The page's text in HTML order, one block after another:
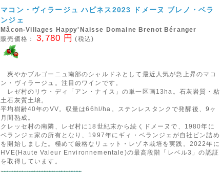
マコン・ヴィラージュ ハピネス2023 ドメーヌ ブレノ・ベラ
ンジェ
Mâcon-Villages Happy'Naisse Domaine Brenot Béranger
販売価格：3,780 円 (税込)
爽やかブルゴーニュ南部のシャルドネとして最近人気が急上昇のマコ
ン・ヴィラージュ。注目のワインです。
レゼ村のリウ・ディ「アン・ナイス」の単一区画13ha。石灰岩質・粘
土石灰質土壌。
平均樹齢40年のVV。収量は66hl/ha。ステンレスタンクで発酵後、9ヶ
月間熟成。
クレッセ村の南隣、レゼ村に18世紀末から続くドメーヌで、1980年に
ベランジェ家の所有となり、1997年にギィ・ベランジェが自社ビン詰め
を開始しました。極めて厳格なリュット・レゾネ栽培を実践。2022年に
HVE(Haute Valeur Environnementale)の最高段階「レベル3」の認証
を取得しています。